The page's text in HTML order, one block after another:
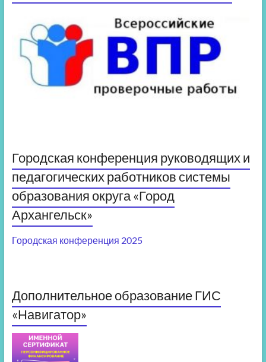
Городская конференция руководящих и
педагогических работников системы
образования округа «Город
Архангельск»
Городская конференция 2025
Дополнительное образование ГИС
«Навигатор»